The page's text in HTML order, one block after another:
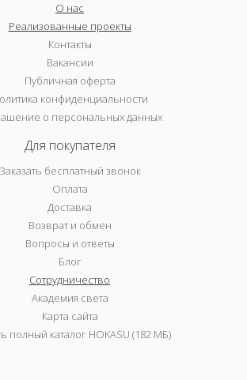
О нас
Реализованные проекты
Контакты
Вакансии
Публичная оферта
конфиденциальности
о персональных данных
Для покупателя
Заказать бесплатный звонок
Оплата
Доставка
Возврат и обмен
Вопросы и ответы
Блог
Сотрудничество
Академия света
Карта сайта
полный каталог HOKASU (182 МБ)